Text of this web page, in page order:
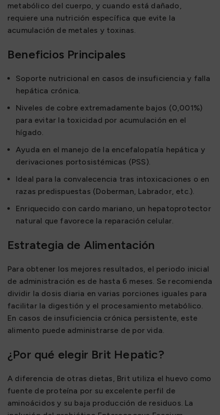
metabólico del cuerpo, y cuando está dañado,
requiere una nutrición específica que evite la
acumulación de metales y toxinas.
Beneficios Principales
Soporte nutricional en casos de insuficiencia y falla
hepática crónica.
Niveles de cobre extremadamente bajos (0,001%)
para evitar la toxicidad por acumulación en el
hígado.
Ayuda en el manejo de la encefalopatía hepática y
derivaciones portosistémicas (PSS).
Ideal para la convalecencia tras intoxicaciones o en
razas predispuestas (Doberman, Labrador, etc.).
Enriquecido con cardo mariano, un hepatoprotector
natural que favorece la reparación celular.
Estrategia de Alimentación
Para obtener los mejores resultados, el periodo inicial
de administración es de hasta 6 meses. Se recomienda
dividir la dosis diaria en varias porciones iguales para
facilitar la digestión y el procesamiento metabólico.
En casos de insuficiencia crónica persistente, este
alimento puede administrarse de por vida.
¿Por qué elegir Brit Hepatic?
A diferencia de otras dietas, Brit utiliza el huevo como
fuente de proteína por su excelente perfil de
aminoácidos y su baja producción de residuos. La